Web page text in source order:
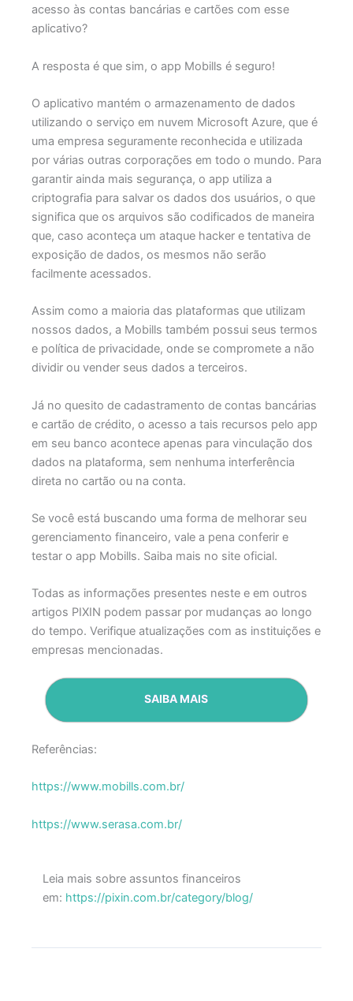
acesso às contas bancárias e cartões com esse
aplicativo?
A resposta é que sim, o app Mobills é seguro!
O aplicativo mantém o armazenamento de dados
utilizando o serviço em nuvem Microsoft Azure, que é
uma empresa seguramente reconhecida e utilizada
por várias outras corporações em todo o mundo. Para
garantir ainda mais segurança, o app utiliza a
criptografia para salvar os dados dos usuários, o que
significa que os arquivos são codificados de maneira
que, caso aconteça um ataque hacker e tentativa de
exposição de dados, os mesmos não serão
facilmente acessados.
Assim como a maioria das plataformas que utilizam
nossos dados, a Mobills também possui seus termos
e política de privacidade, onde se compromete a não
dividir ou vender seus dados a terceiros.
Já no quesito de cadastramento de contas bancárias
e cartão de crédito, o acesso a tais recursos pelo app
em seu banco acontece apenas para vinculação dos
dados na plataforma, sem nenhuma interferência
direta no cartão ou na conta.
Se você está buscando uma forma de melhorar seu
gerenciamento financeiro, vale a pena conferir e
testar o app Mobills. Saiba mais no site oficial.
Todas as informações presentes neste e em outros
artigos PIXIN podem passar por mudanças ao longo
do tempo. Verifique atualizações com as instituições e
empresas mencionadas.
SAIBA MAIS
Referências:
https://www.mobills.com.br/
https://www.serasa.com.br/
Leia mais sobre assuntos financeiros
em: https://pixin.com.br/category/blog/